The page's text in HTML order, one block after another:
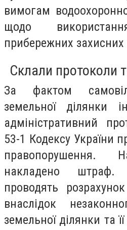
вимогам
щодо
прибережних захисних
Склали протоколи
За фактом
земельної ділянки
адміністративний
53-1 Кодексу України
правопорушення.
накладено штраф.
проводять
внаслідок
земельної ділянки та